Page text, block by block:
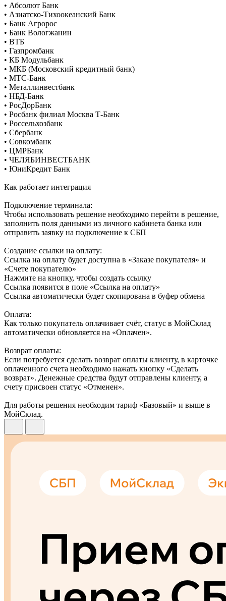
• Абсолют Банк
• Азиатско-Тихоокеанский Банк
• Банк Агророс
• Банк Вологжанин
• ВТБ
• Газпромбанк
• КБ Модульбанк
• МКБ (Московский кредитный банк)
• МТС-Банк
• Металлинвестбанк
• НБД-Банк
• РосДорБанк
• Росбанк филиал Москва Т-Банк
• Россельхозбанк
• Сбербанк
• Совкомбанк
• ЦМРБанк
• ЧЕЛЯБИНВЕСТБАНК
• ЮниКредит Банк
Как работает интеграция
Подключение терминала:
Чтобы использовать решение необходимо перейти в решение,
заполнить поля данными из личного кабинета банка или
отправить заявку на подключение к СБП
Создание ссылки на оплату:
Ссылка на оплату будет доступна в «Заказе покупателя» и
«Счете покупателю»
Нажмите на кнопку, чтобы создать ссылку
Ссылка появится в поле «Ссылка на оплату»
Ссылка автоматически будет скопирована в буфер обмена
Оплата:
Как только покупатель оплачивает счёт, статус в МойСклад
автоматически обновляется на «Оплачен».
Возврат оплаты:
Если потребуется сделать возврат оплаты клиенту, в карточке
оплаченного счета необходимо нажать кнопку «Сделать
возврат». Денежные средства будут отправлены клиенту, а
счету присвоен статус «Отменен».
Для работы решения необходим тариф «Базовый» и выше в
МойСклад.